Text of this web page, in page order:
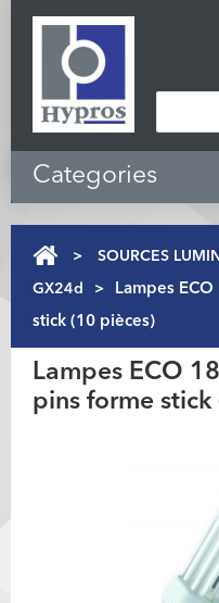
Categories
> SOURCES
GX24d >
Lampes
stick (10 pièces)
Lampes ECO
pins forme stick